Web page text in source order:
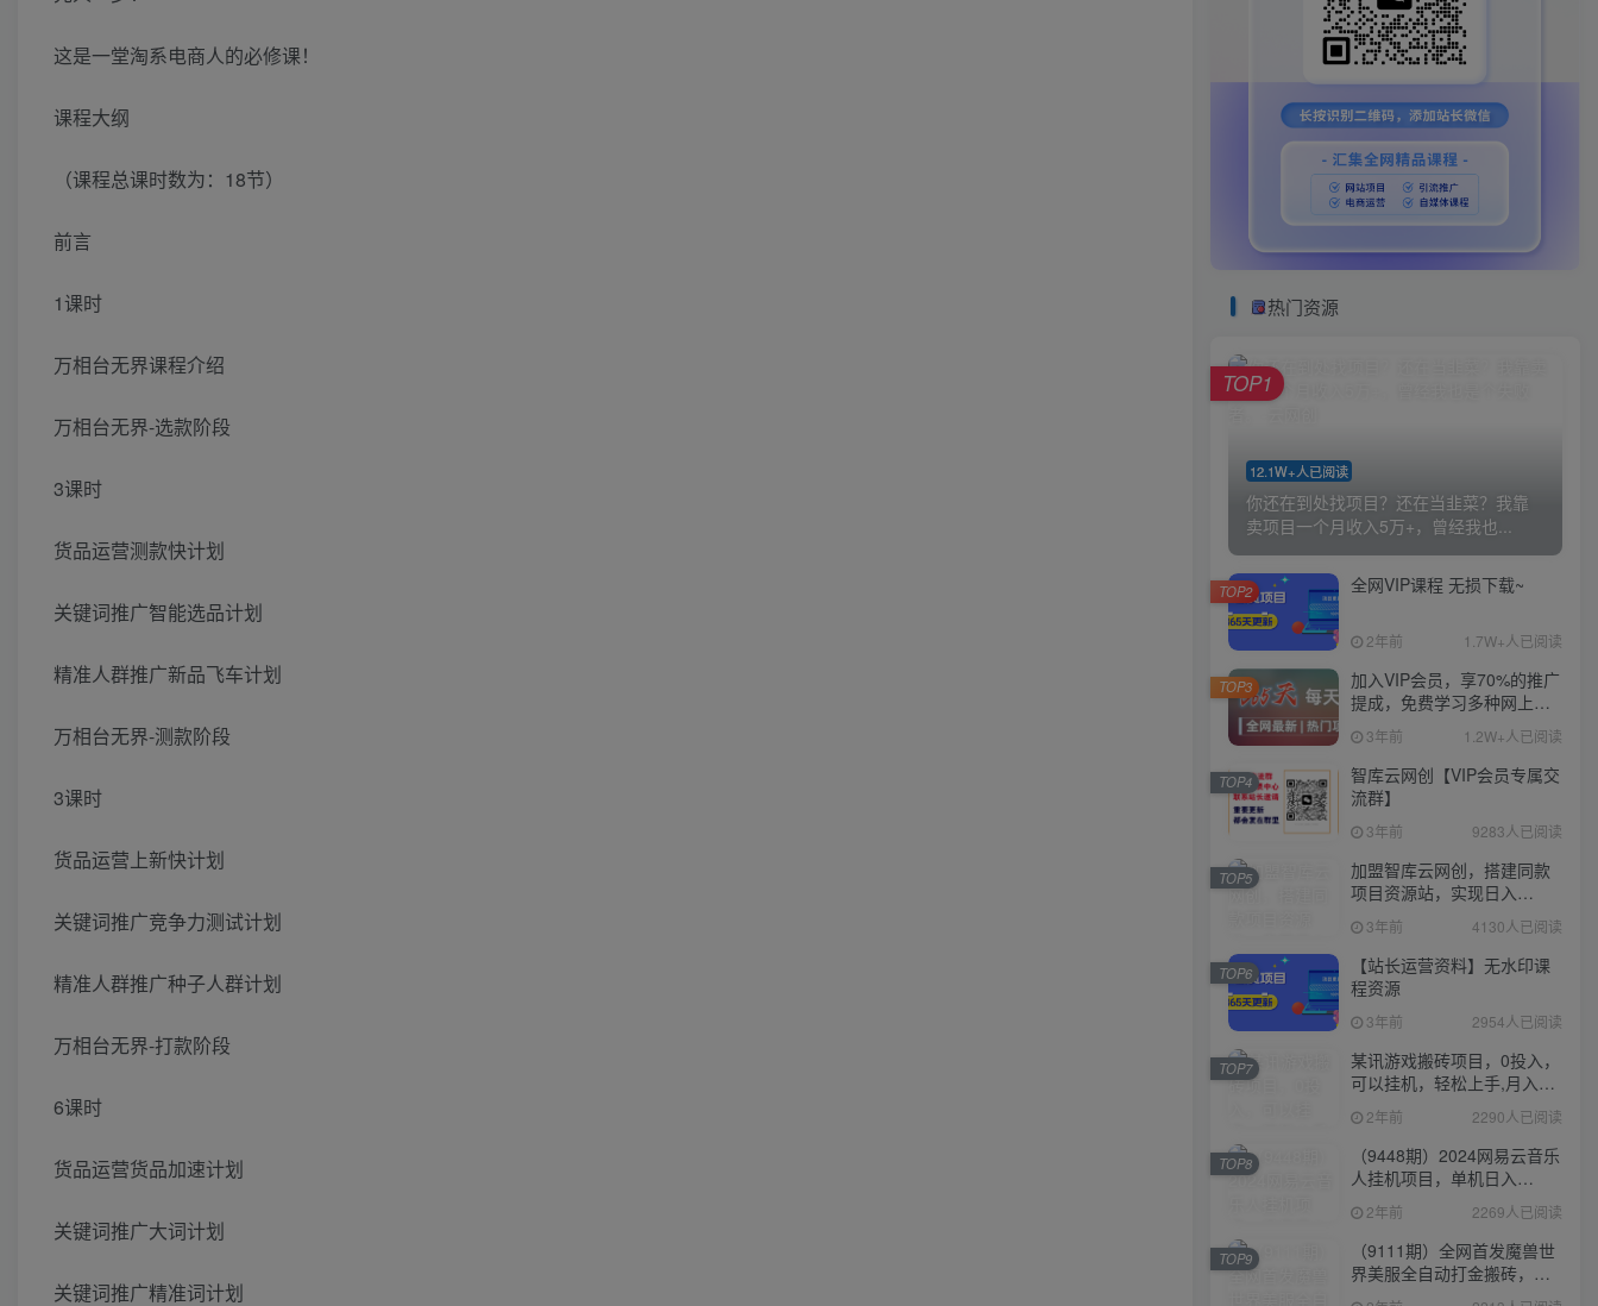
这是一堂淘系电商人的必修课！
课程大纲
（课程总课时数为：18节）
前言
1课时
万相台无界课程介绍
万相台无界-选款阶段
3课时
货品运营测款快计划
关键词推广智能选品计划
精准人群推广新品飞车计划
万相台无界-测款阶段
3课时
货品运营上新快计划
关键词推广竞争力测试计划
精准人群推广种子人群计划
万相台无界-打款阶段
6课时
货品运营货品加速计划
关键词推广大词计划
关键词推广精准词计划
热门资源
12.1W+人已阅读
你还在到处找项目？还在当韭菜？我靠
卖项目一个月收入5万+，曾经我也...
TOP1
全网VIP课程 无损下载~
2年前 1.7W+人已阅读
TOP2
加入VIP会员，享70%的推广
提成，免费学习多种网上创
业课程，菜鸟秒变大神！
3年前 1.2W+人已阅读
TOP3
智库云网创【VIP会员专属交
流群】
3年前 9283人已阅读
TOP4
加盟智库云网创，搭建同款
项目资源站，实现日入
2000+
3年前 4130人已阅读
TOP5
【站长运营资料】无水印课
程资源
3年前 2954人已阅读
TOP6
某讯游戏搬砖项目，0投入，
可以挂机，轻松上手,月入
3000+上不封顶
2年前 2290人已阅读
TOP7
（9448期）2024网易云音乐
人挂机项目，单机日入
150+，无脑月入5000+
2年前 2269人已阅读
TOP8
（9111期）全网首发魔兽世
界美服全自动打金搬砖，日
入1000+，简单好操作，保
TOP9